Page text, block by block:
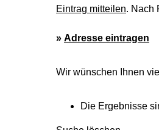
Eintrag mitteilen. Nach
» Adresse eintragen
Wir wünschen Ihnen
Die Ergebnisse